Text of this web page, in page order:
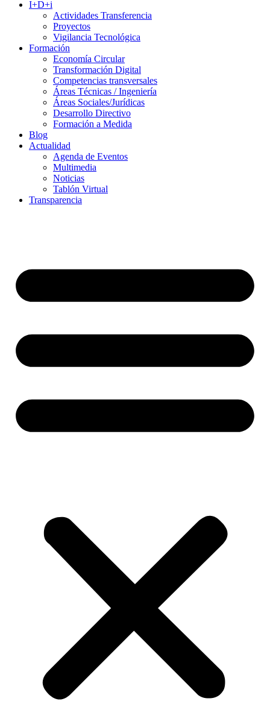
I+D+i
Actividades Transferencia
Proyectos
Vigilancia Tecnológica
Formación
Economía Circular
Transformación Digital
Competencias transversales
Áreas Técnicas / Ingeniería
Áreas Sociales/Jurídicas
Desarrollo Directivo
Formación a Medida
Blog
Actualidad
Agenda de Eventos
Multimedia
Noticias
Tablón Virtual
Transparencia